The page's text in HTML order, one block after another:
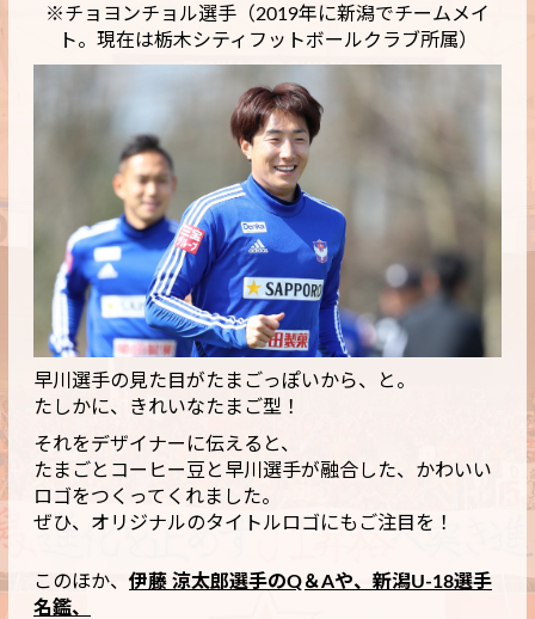
※チョヨンチョル選手（2019年に新潟でチームメイ
ト。現在は栃木シティフットボールクラブ所属）
早川選手の見た目がたまごっぽいから、と。
たしかに、きれいなたまご型！
それをデザイナーに伝えると、
たまごとコーヒー豆と早川選手が融合した、かわいい
ロゴをつくってくれました。
ぜひ、オリジナルのタイトルロゴにもご注目を！
このほか、 伊藤 涼太郎選手のQ＆Aや、新潟U-18選手
名鑑、